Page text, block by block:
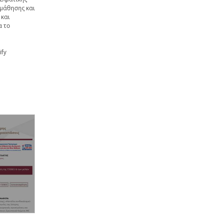
και
το